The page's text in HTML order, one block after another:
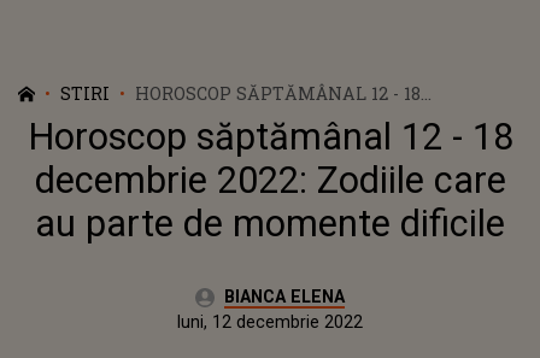
STIRI
HOROSCOP SĂPTĂMÂNAL 12 - 18
DECEMBRIE 2022: ZODIILE CARE AU PARTE
DE MOMENTE DIFICILE
Horoscop săptămânal 12 - 18
decembrie 2022: Zodiile care
au parte de momente dificile
Autor:BIANCA ELENA
luni, 12 decembrie 2022Actualizat:
luni, 12 decembrie 2022